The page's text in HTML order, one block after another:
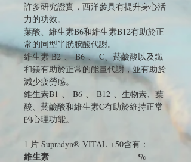
許多研究證實，西洋參具有提升身心活
力的功效。
葉酸、維生素B6和維生素B12有助於正
常的同型半胱胺酸代謝。
維生素 B2 、 B6 、 C、菸鹼酸以及鐵
和鎂有助於正常的能量代謝，並有助於
減少疲勞感。
維生素B1 、 B6 、 B12 、生物素、葉
酸、菸鹼酸和維生素C有助於維持正常
的心理功能。
1 片 Supradyn® VITAL +50含有：
維生素
%